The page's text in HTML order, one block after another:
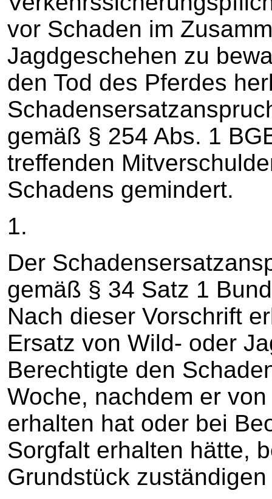
vor Schaden im
Jagdgeschehen zu
den Tod des Pferdes
gemäß § 254 Abs. 1
treffenden
Schadens gemindert.
1.
Der
gemäß § 34 Satz 1
Nach dieser Vorschrift
Ersatz von Wild- oder
Berechtigte den
Woche, nachdem er
erhalten hat oder bei
Sorgfalt erhalten hätte,
Grundstück